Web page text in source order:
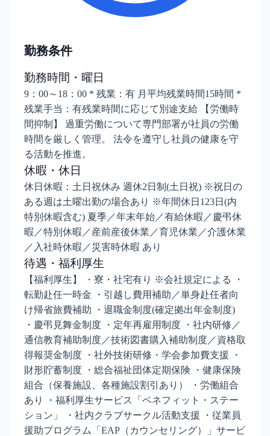
勤務条件
勤務時間・曜日
9：00～18：00 * 残業：有 月平均残業時間15時間 *
残業手当：有残業時間に応じて別途支給 【労働時
間抑制】 過重労働について専門部署が社員の労働
時間を厳しく管理。 法令を遵守し社員の健康を守
る活動を推進。
休暇・休日
休日休暇：土日祝休み 週休2日制(土日祝) ※祝日の
ある週は土曜出勤の場合あり ※年間休日123日(内
特別休暇含む) 夏季／年末年始／有給休暇／慶弔休
暇／特別休暇／産前産後休業／育児休業／介護休業
／入社時休暇／災害時休暇 あり
待遇・福利厚生
【福利厚生】 ・寮・社宅有り ※会社規定による ・
転勤赴任一時金 ・引越し費用補助／単身赴任者向
け帰省旅費補助 ・退職金制度(確定拠出年金制度)
・慶弔見舞金制度 ・定年再雇用制度 ・社内研修／
通信教育補助制度／技術図書購入補助制度／資格取
得報奨金制度 ・社外技術研修・学会参加費支援 ・
財形貯蓄制度 ・総合福祉団体定期保険 ・健康保険
組合（保養施設、各種施設割引あり） ・労働組合
あり ・福利厚生サービス「ベネフィット・ステー
ション」 ・社内クラブサークル活動支援 ・従業員
援助プログラム「EAP（カウンセリング）」サービ